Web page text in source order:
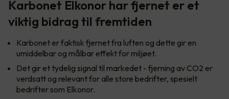
Karbonet Elkonor har fjernet er et
viktig bidrag til fremtiden
Karbonet er faktisk fjernet fra luften og dette gir en
umiddelbar og målbar effekt for miljøet.
Det gir et tydelig signal til markedet - fjerning av CO2 er
verdsatt og relevant for alle store bedrifter, spesielt
bedrifter som Elkonor.